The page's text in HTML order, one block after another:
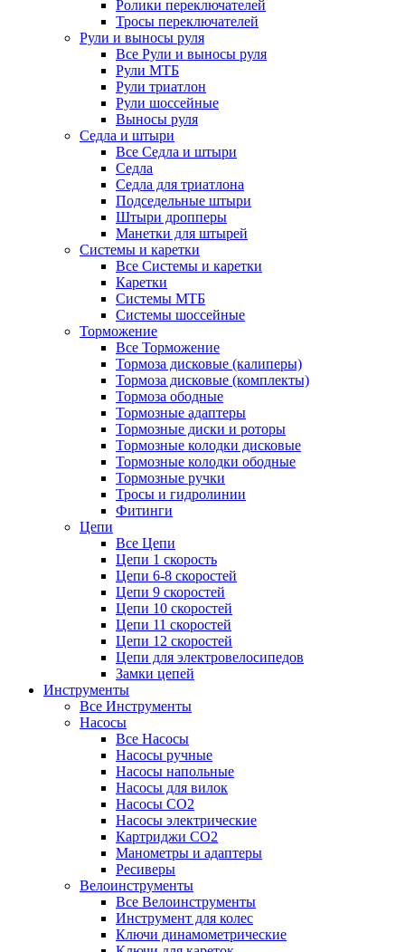
Ролики переключателей
Тросы переключателей
Рули и выносы руля
Все Рули и выносы руля
Рули МТБ
Рули триатлон
Рули шоссейные
Выносы руля
Седла и штыри
Все Седла и штыри
Седла
Седла для триатлона
Подседельные штыри
Штыри дропперы
Манетки для штырей
Системы и каретки
Все Системы и каретки
Каретки
Системы МТБ
Системы шоссейные
Торможение
Все Торможение
Тормоза дисковые (калиперы)
Тормоза дисковые (комплекты)
Тормоза ободные
Тормозные адаптеры
Тормозные диски и роторы
Тормозные колодки дисковые
Тормозные колодки ободные
Тормозные ручки
Тросы и гидролинии
Фитинги
Цепи
Все Цепи
Цепи 1 скорость
Цепи 6-8 скоростей
Цепи 9 скоростей
Цепи 10 скоростей
Цепи 11 скоростей
Цепи 12 скоростей
Цепи для электровелосипедов
Замки цепей
Инструменты
Все Инструменты
Насосы
Все Насосы
Насосы ручные
Насосы напольные
Насосы для вилок
Насосы CO2
Насосы электрические
Картриджи CO2
Манометры и адаптеры
Ресиверы
Велоинструменты
Все Велоинструменты
Инструмент для колес
Ключи динамометрические